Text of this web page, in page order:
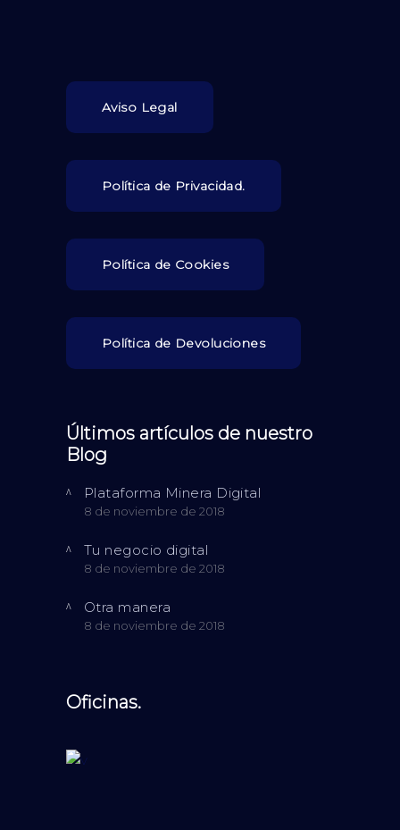
Aviso Legal
Política de Privacidad.
Política de Cookies
Política de Devoluciones
Últimos artículos de nuestro
Blog
Plataforma Minera Digital
8 de noviembre de 2018
Tu negocio digital
8 de noviembre de 2018
Otra manera
8 de noviembre de 2018
Oficinas.